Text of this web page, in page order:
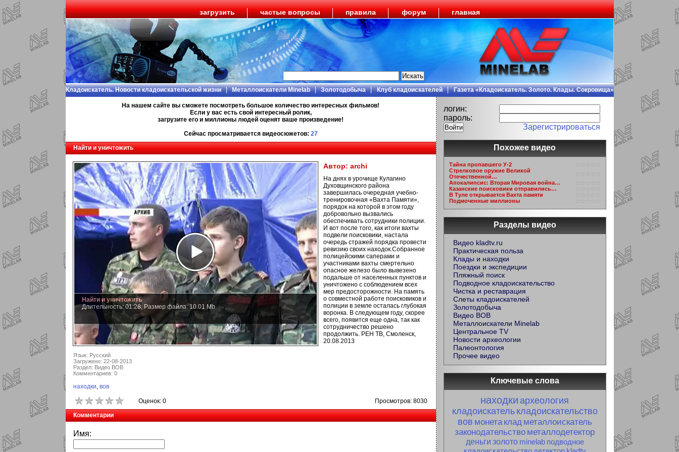
загрузить частые вопросы правила форум главная
Кладоискатель. Новости кладоискательской жизни Металлоискатели Minelab Золотодобыча Клуб кладоискателей Газета «Кладоискатель. Золото. Клады. Сокровища»
На нашем сайте вы сможете посмотреть большое количество интересных фильмов!
Если у вас есть свой интересный ролик,
загрузите его и миллионы людей оценят ваше произведение!
Сейчас просматривается видеосюжетов: 27
Найти и уничтожить
Найти и уничтожить
Длительность: 01:28, Размер файла: 10.01 Mb
Автор: archi
На днях в урочище Кулагино
Духовщинского района
завершилась очередная учебно-
тренировочная «Вахта Памяти»,
порядок на которой в этом году
добровольно вызвались
обеспечивать сотрудники полиции.
И вот после того, как итоги вахты
подвели поисковики, настала
очередь стражей порядка провести
ревизию своих находок.Собранное
полицейскими саперами и
участниками вахты смертельно
опасное железо было вывезено
подальше от населенных пунктов и
уничтожено с соблюдением всех
мер предосторожности. На память
о совместной работе поисковиков и
полиции в земле осталась глубокая
воронка. В следующем году, скорее
всего, появится еще одна, так как
сотрудничество решено
продолжить. РЕН ТВ, Смоленск,
20.08.2013
Язык: Русский
Загружено: 22-08-2013
Раздел: Видео ВОВ
Комментариев: 0
находки, вов
Оценок: 0
Просмотров: 8030
Комментарии
Имя:
логин:
пароль:
Зарегистрироваться
Похожее видео
Тайна пропавшего У-2
Стрелковое оружие Великой
Отечественной…
Апокалипсис: Вторая Мировая война…
Казанские поисковики отправились…
В Туле открывается Вахта памяти
Подмоченные миллионы
Разделы видео
Видео kladtv.ru
Практическая польза
Клады и находки
Поездки и экспедиции
Пляжный поиск
Подводное кладоискательство
Чистка и реставрация
Слеты кладоискателей
Золотодобыча
Видео ВОВ
Металлоискатели Minelab
Центральное TV
Новости археологии
Палеонтология
Прочее видео
Ключевые слова
находки археология
кладоискатель кладоискательство
вов монета клад металлоискатель
законодательство металлодетектор
деньги золото minelab подводное